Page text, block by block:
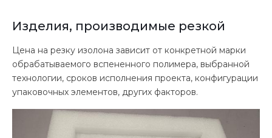
Изделия, производимые резкой
Цена на резку изолона зависит от конкретной марки
обрабатываемого вспененного полимера, выбранной
технологии, сроков исполнения проекта, конфигурации
упаковочных элементов, других факторов.